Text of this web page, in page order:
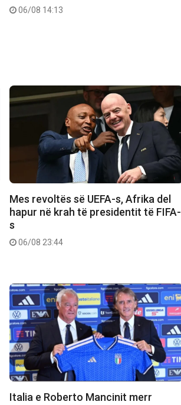
06/08 14:13
Mes revoltës së UEFA-s, Afrika del
hapur në krah të presidentit të FIFA-
s
06/08 23:44
Italia e Roberto Mancinit merr